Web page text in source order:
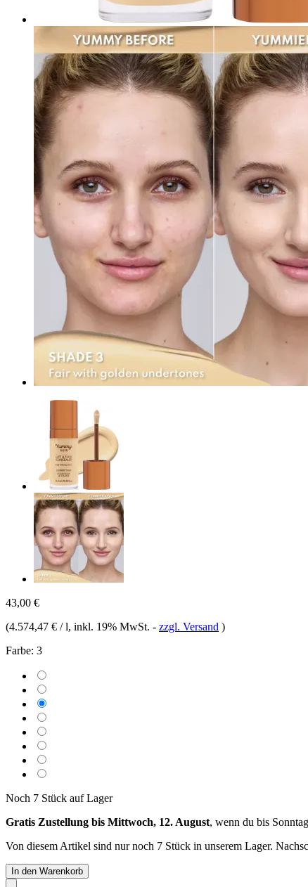
43,00 €
(4.574,47 € / l, inkl. 19% MwSt. - zzgl. Versand )
Farbe: 3
Noch 7 Stück auf Lager
Gratis Zustellung bis Mittwoch, 12. August, wenn du bis
Von diesem Artikel sind nur noch 7 Stück in unserem Lager.
In den Warenkorb